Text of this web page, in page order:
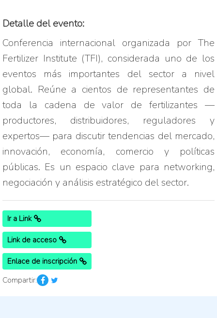
Detalle del evento:
Conferencia internacional organizada por The
Fertilizer Institute (TFI), considerada uno de los
eventos más importantes del sector a nivel
global. Reúne a cientos de representantes de
toda la cadena de valor de fertilizantes —
productores, distribuidores, reguladores y
expertos— para discutir tendencias del mercado,
innovación, economía, comercio y políticas
públicas. Es un espacio clave para networking,
negociación y análisis estratégico del sector.
Ir a Link
Link de acceso
Enlace de inscripción
Compartir: